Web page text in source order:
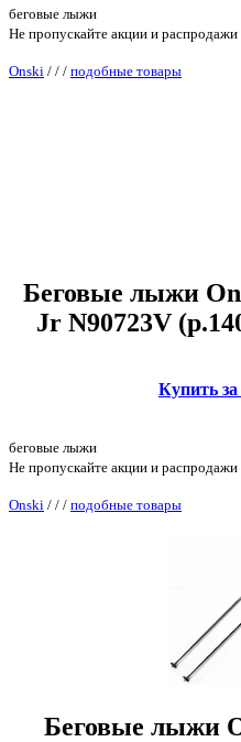
беговые лыжи
Не пропускайте акции и
Onski / / / подобные товары
Беговые лыжи
Jr N90723V
Купить
беговые лыжи
Не пропускайте акции и распродажи
Onski / / / подобные товары
Беговые лыжи